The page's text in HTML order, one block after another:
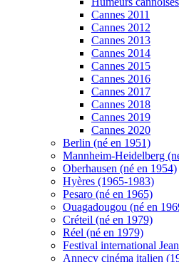
Cannes 2011
Cannes 2012
Cannes 2013
Cannes 2014
Cannes 2015
Cannes 2016
Cannes 2017
Cannes 2018
Cannes 2019
Cannes 2020
Berlin (né en 1951)
Mannheim-Heidelberg
Oberhausen (né en 1954)
Hyères (1965-1983)
Pesaro (né en 1965)
Ouagadougou (né en
Créteil (né en 1979)
Réel (né en 1979)
Festival international
Annecy cinéma italien